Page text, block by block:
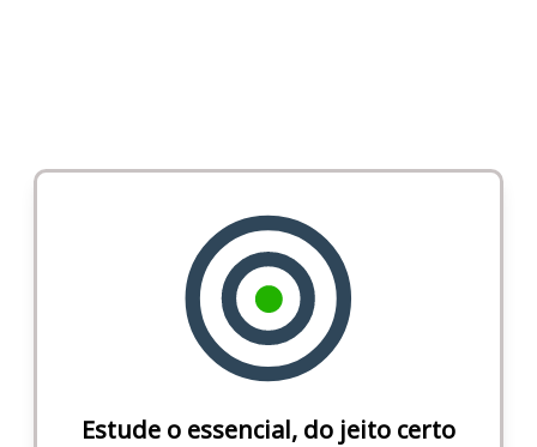
Estude o essencial, do jeito certo